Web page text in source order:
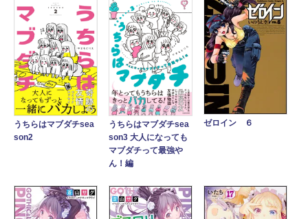
うちらはマブダチsea
son2
うちらはマブダチsea
son3 大人になっても
マブダチって最強や
ん！編
ゼロイン ６